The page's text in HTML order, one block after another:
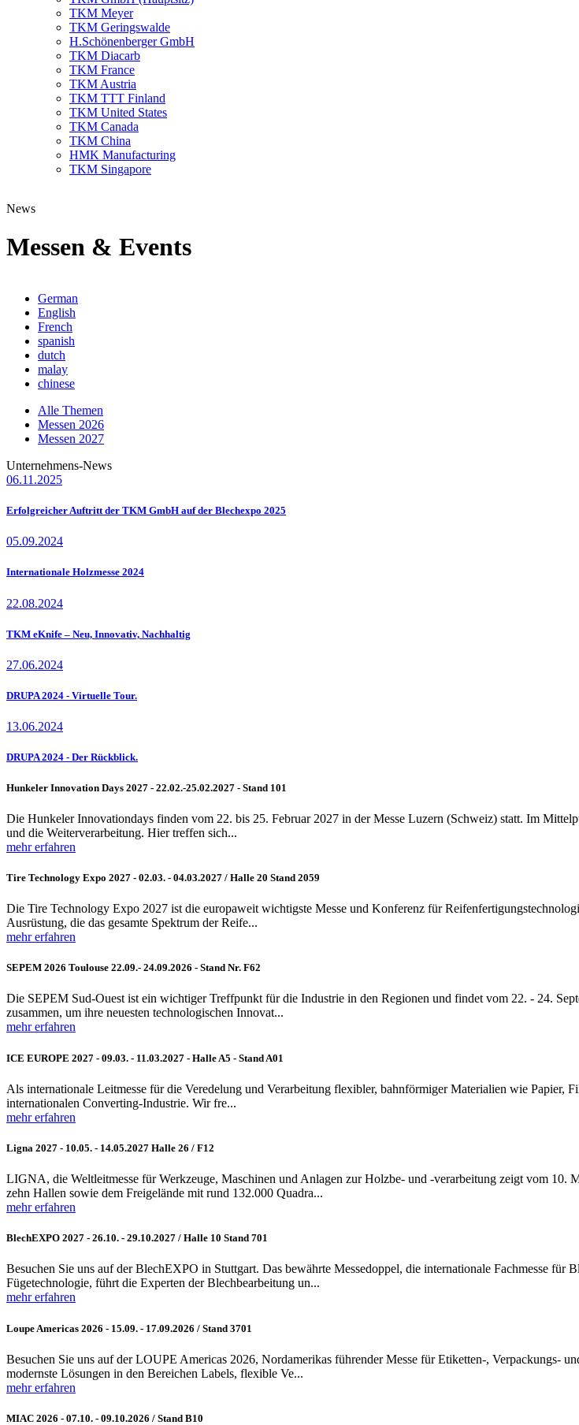
TKM Meyer
TKM Geringswalde
H.Schönenberger GmbH
TKM Diacarb
TKM France
TKM Austria
TKM TTT Finland
TKM United States
TKM Canada
TKM China
HMK Manufacturing
TKM Singapore
News
Messen & Events
German
English
French
spanish
dutch
malay
chinese
Alle Themen
Messen 2026
Messen 2027
Unternehmens-News
06.11.2025
Erfolgreicher Auftritt der TKM GmbH auf der Blechexpo 2025
05.09.2024
Internationale Holzmesse 2024
22.08.2024
TKM eKnife – Neu, Innovativ, Nachhaltig
27.06.2024
DRUPA 2024 - Virtuelle Tour.
13.06.2024
DRUPA 2024 - Der Rückblick.
Hunkeler Innovation Days 2027 - 22.02.-25.02.2027 - Stand 101
Die Hunkeler Innovationdays finden vom 22. bis 25. Februar 2027 in der Messe Luzern (Schweiz) statt. Im
und die Weiterverarbeitung. Hier treffen sich...
mehr erfahren
Tire Technology Expo 2027 - 02.03. - 04.03.2027 / Halle 20 Stand 2059
Die Tire Technology Expo 2027 ist die europaweit wichtigste Messe und Konferenz für
Ausrüstung, die das gesamte Spektrum der Reife...
mehr erfahren
SEPEM 2026 Toulouse 22.09.- 24.09.2026 - Stand Nr. F62
Die SEPEM Sud-Ouest ist ein wichtiger Treffpunkt für die Industrie in den Regionen und findet vom 22. - 24.
zusammen, um ihre neuesten technologischen Innovat...
mehr erfahren
ICE EUROPE 2027 - 09.03. - 11.03.2027 - Halle A5 - Stand A01
Als internationale Leitmesse für die Veredelung und Verarbeitung flexibler, bahnförmiger Materialien wie
internationalen Converting-Industrie. Wir fre...
mehr erfahren
Ligna 2027 - 10.05. - 14.05.2027 Halle 26 / F12
LIGNA, die Weltleitmesse für Werkzeuge, Maschinen und Anlagen zur Holzbe- und -verarbeitung zeigt vom 10.
zehn Hallen sowie dem Freigelände mit rund 132.000 Quadra...
mehr erfahren
BlechEXPO 2027 - 26.10. - 29.10.2027 / Halle 10 Stand 701
Besuchen Sie uns auf der BlechEXPO in Stuttgart. Das bewährte Messedoppel, die internationale Fachmesse
Fügetechnologie, führt die Experten der Blechbearbeitung un...
mehr erfahren
Loupe Americas 2026 - 15.09. - 17.09.2026 / Stand 3701
Besuchen Sie uns auf der LOUPE Americas 2026, Nordamerikas führender Messe für Etiketten-, Verpackungs-
modernste Lösungen in den Bereichen Labels, flexible Ve...
mehr erfahren
MIAC 2026 - 07.10. - 09.10.2026 / Stand B10